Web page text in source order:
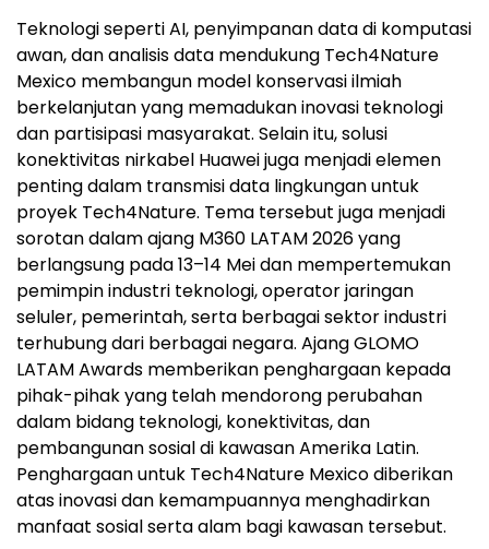
Teknologi seperti AI, penyimpanan data di komputasi
awan, dan analisis data mendukung Tech4Nature
Mexico membangun model konservasi ilmiah
berkelanjutan yang memadukan inovasi teknologi
dan partisipasi masyarakat. Selain itu, solusi
konektivitas nirkabel Huawei juga menjadi elemen
penting dalam transmisi data lingkungan untuk
proyek Tech4Nature. Tema tersebut juga menjadi
sorotan dalam ajang M360 LATAM 2026 yang
berlangsung pada 13–14 Mei dan mempertemukan
pemimpin industri teknologi, operator jaringan
seluler, pemerintah, serta berbagai sektor industri
terhubung dari berbagai negara. Ajang GLOMO
LATAM Awards memberikan penghargaan kepada
pihak-pihak yang telah mendorong perubahan
dalam bidang teknologi, konektivitas, dan
pembangunan sosial di kawasan Amerika Latin.
Penghargaan untuk Tech4Nature Mexico diberikan
atas inovasi dan kemampuannya menghadirkan
manfaat sosial serta alam bagi kawasan tersebut.